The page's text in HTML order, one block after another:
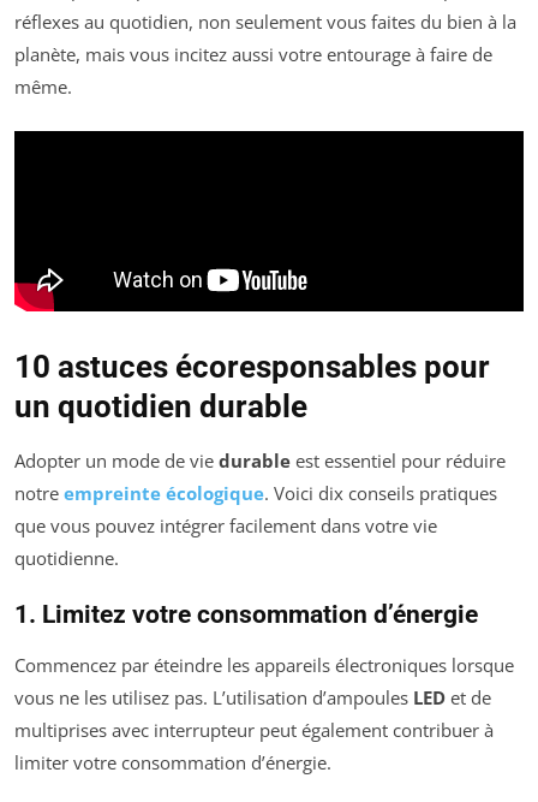
réflexes au quotidien, non seulement vous faites du bien à la
planète, mais vous incitez aussi votre entourage à faire de
même.
10 astuces écoresponsables pour
un quotidien durable
Adopter un mode de vie durable est essentiel pour réduire
notre empreinte écologique. Voici dix conseils pratiques
que vous pouvez intégrer facilement dans votre vie
quotidienne.
1. Limitez votre consommation d’énergie
Commencez par éteindre les appareils électroniques lorsque
vous ne les utilisez pas. L’utilisation d’ampoules LED et de
multiprises avec interrupteur peut également contribuer à
limiter votre consommation d’énergie.